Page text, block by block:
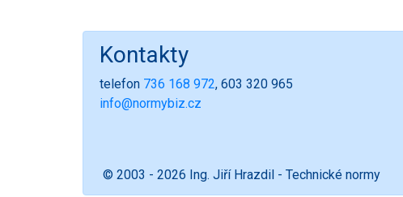
Kontakty
telefon 736 168 972, 603 320 965
info@normybiz.cz
© 2003 - 2026 Ing. Jiří Hrazdil - Technické normy